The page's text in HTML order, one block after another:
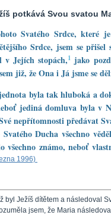
potkává Svou svatou
Svatého Srdce, které
Srdce, jsem se přišel
v Jejích stopách,1 jako
již, že Ona i Já jsme se
byla tak hluboká a
jediná domluva byla v
nepřítomnosti předávat
Svatého Ducha všechno
všechno známo, neboť
1996)
byl Ježíš dítětem a následoval
jsem, že Maria